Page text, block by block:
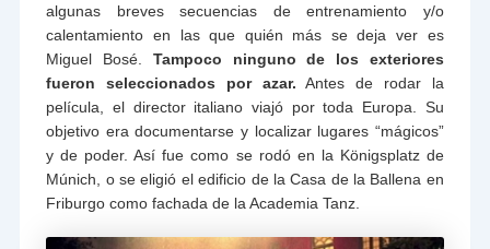
algunas breves secuencias de entrenamiento y/o
calentamiento en las que quién más se deja ver es
Miguel Bosé. Tampoco ninguno de los exteriores
fueron seleccionados por azar. Antes de rodar la
película, el director italiano viajó por toda Europa. Su
objetivo era documentarse y localizar lugares “mágicos”
y de poder. Así fue como se rodó en la Königsplatz de
Múnich, o se eligió el edificio de la Casa de la Ballena en
Friburgo como fachada de la Academia Tanz.